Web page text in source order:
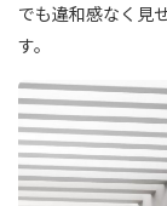
でも違和感なく見
す。